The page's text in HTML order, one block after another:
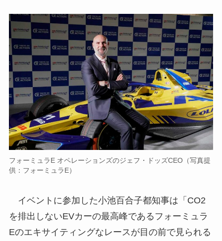
フォーミュラE オペレーションズのジェフ・ドッズCEO（写真提
供：フォーミュラE）
イベントに参加した小池百合子都知事は「CO2
を排出しないEVカーの最高峰であるフォーミュラ
Eのエキサイティングなレースが目の前で見られる